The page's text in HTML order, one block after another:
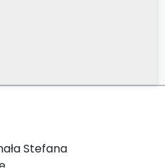
Stefana